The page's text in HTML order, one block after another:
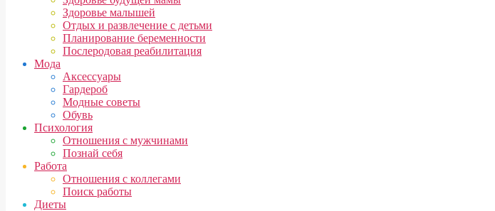
Здоровье малышей
Отдых и развлечение с детьми
Планирование беременности
Послеродовая реабилитация
Мода
Аксессуары
Гардероб
Модные советы
Обувь
Психология
Отношения с мужчинами
Познай себя
Работа
Отношения с коллегами
Поиск работы
Диеты